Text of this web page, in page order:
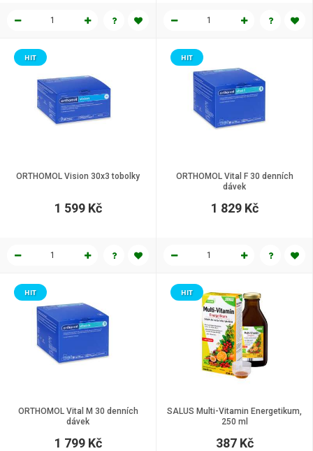
ORTHOMOL Vision 30x3 tobolky
HIT
1 599 Kč
ORTHOMOL Vital F 30 denních
dávek
HIT
1 829 Kč
ORTHOMOL Vital M 30 denních
dávek
HIT
1 799 Kč
SALUS Multi-Vitamin Energetikum,
250 ml
HIT
387 Kč